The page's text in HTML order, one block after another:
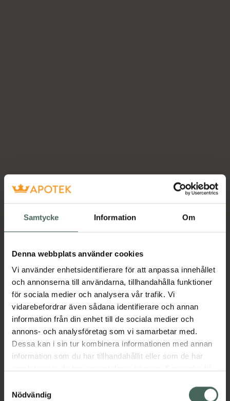
Samtycke Information Om
Denna webbplats använder cookies
Vi använder enhetsidentifierare för att anpassa innehållet
och annonserna till användarna, tillhandahålla funktioner
för sociala medier och analysera vår trafik. Vi
vidarebefordrar även sådana identifierare och annan
information från din enhet till de sociala medier och
annons- och analysföretag som vi samarbetar med.
Dessa kan i sin tur kombinera informationen med annan
information som du har tillhandahållit eller som de har
återkalla ditt samtycke via webbplatsens
Nödvändig